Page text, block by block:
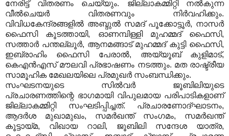
നേരിട്ട് വിതരണം ചെയ്യും. ജില്ലാകമ്മിറ്റി നല്‍കുന്ന
വീല്‍ചെയര്‍ വിതരണവും നിര്‍വഹിക്കും.
വിവിധകേന്ദ്രങ്ങളില്‍ അബ്ദുല്‍ സമദ് പൂക്കോട്ടൂര്‍, നാസര്‍
ഫൈസി കൂടത്തായി, ഓണമ്പിള്ളി മുഹമ്മദ് ഫൈസി,
സത്താര്‍ പന്തല്ലൂര്‍, ആനമങ്ങാട് മുഹമ്മദ് കുട്ടി ഫൈസി,
ഇബ്രാഹിം ഫൈസി പേരാല്‍, അയ്യൂബ് കുളിമാട്,
കെഎന്‍എസ് മൗലവി പ്രഭാഷണം നടത്തും. മത രാഷ്ട്രീയ
സാമൂഹിക മേഖലയിലെ പ്രമുഖര്‍ സംബന്ധിക്കും.
സംഘടനയുടെ സില്‍വര്‍ ജൂബിലിയുടെ
പ്രചാരണത്തിന്റെ ഭാഗമായി വിപുലമായ പരിപാടികളാണ്
ജില്ലാകമ്മിറ്റി സംഘടിപ്പിച്ചത്. പ്രചാരണോദ്ഘാടനം,
ആദര്‍ശ മുഖാമുഖം, സമര്‍ഖന്ത് സംഗമം, സമര്‍ഖന്ത്
കൂട്ടായ്മ, വിഖായ റാലി, ജൂബിലി സന്ദേശ യാത്ര,